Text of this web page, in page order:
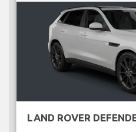
LAND ROVER